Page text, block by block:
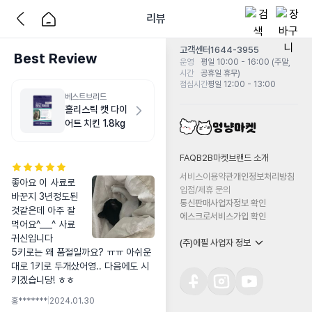
리뷰
Best Review
베스트브리드
홀리스틱 캣 다이
어트 치킨 1.8kg
좋아요 이 사료로
바꾼지 3년정도된
것같은데 아주 잘
먹어요^___^ 사료
귀신입니다
5키로는 왜 품절일까요? ㅠㅠ 아쉬운
대로 1키로 두개샀어영.. 다음에도 시
키겠습니당! ㅎㅎ
홍******* 2024.01.30
고객센터1644-3955
운영
시간
평일 10:00 - 16:00 (주말,
공휴일 휴무)
점심시간평일 12:00 - 13:00
FAQB2B마켓 브랜드 소개
서비스이용약관개인정보처리방침
입점/제휴 문의
통신판매사업자정보 확인
에스크로서비스가입 확인
(주)에필 사업자 정보